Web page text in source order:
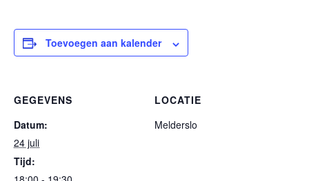
Toevoegen aan kalender
GEGEVENS
Datum:
24 juli
Tijd:
LOCATIE
Melderslo